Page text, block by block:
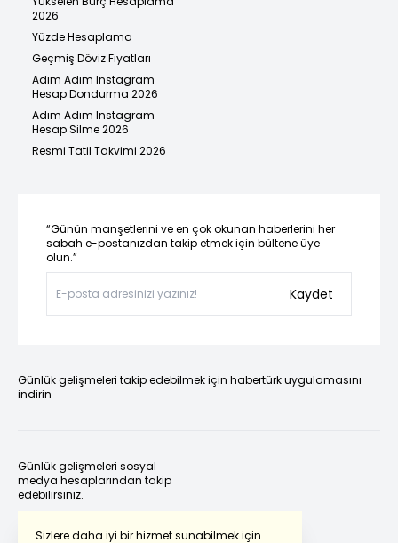
Sizlere daha iyi bir hizmet sunabilmek için
2026
Yüzde Hesaplama
Geçmiş Döviz Fiyatları
Adım Adım Instagram
Hesap Dondurma 2026
Adım Adım Instagram
Hesap Silme 2026
Resmi Tatil Takvimi 2026
“Günün manşetlerini ve en çok okunan haberlerini her
sabah e-postanızdan takip etmek için bültene üye
olun.”
Kaydet
Günlük gelişmeleri takip edebilmek için habertürk uygulamasını
indirin
Günlük gelişmeleri sosyal
medya hesaplarından takip
edebilirsiniz.